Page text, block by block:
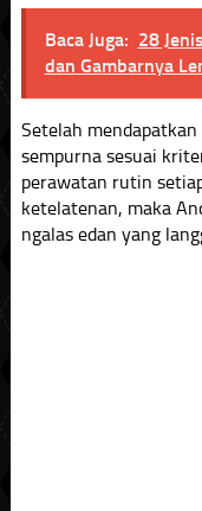
Baca Juga: 28
dan Gambarnya
Setelah
sempurna sesuai
perawatan rutin
ketelatenan, maka
ngalas edan yang